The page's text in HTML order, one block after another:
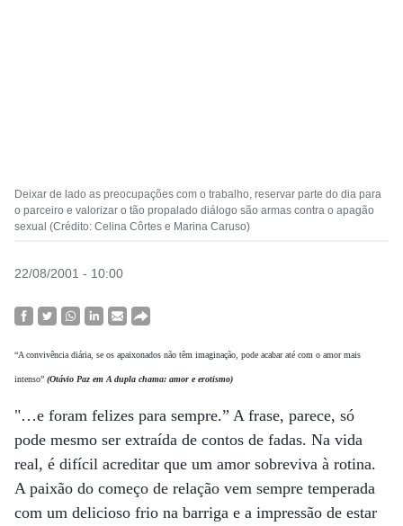
Deixar de lado as preocupações com o trabalho, reservar parte do dia para
o parceiro e valorizar o tão propalado diálogo são armas contra o apagão
sexual (Crédito: Celina Côrtes e Marina Caruso)
22/08/2001 - 10:00
“A convivência diária, se os apaixonados não têm imaginação, pode acabar até com o amor mais
intenso” (Otávio Paz em A dupla chama: amor e erotismo)
"…e foram felizes para sempre.” A frase, parece, só
pode mesmo ser extraída de contos de fadas. Na vida
real, é difícil acreditar que um amor sobreviva à rotina.
A paixão do começo de relação vem sempre temperada
com um delicioso frio na barriga e a impressão de estar